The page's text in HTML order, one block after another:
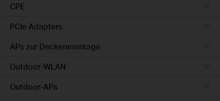
CPE
PCIe Adapters
APs zur Deckenmontage
Outdoor-WLAN
Outdoor-APs